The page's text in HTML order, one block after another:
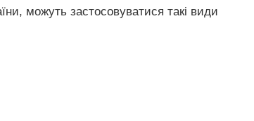
можуть застосовуватися такі види